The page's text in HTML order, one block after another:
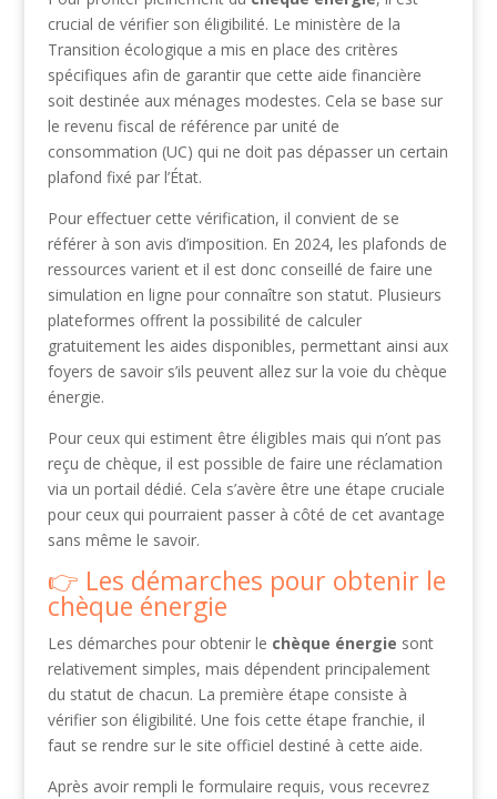
crucial de vérifier son éligibilité. Le ministère de la
Transition écologique a mis en place des critères
spécifiques afin de garantir que cette aide financière
soit destinée aux ménages modestes. Cela se base sur
le revenu fiscal de référence par unité de
consommation (UC) qui ne doit pas dépasser un certain
plafond fixé par l’État.
Pour effectuer cette vérification, il convient de se
référer à son avis d’imposition. En 2024, les plafonds de
ressources varient et il est donc conseillé de faire une
simulation en ligne pour connaître son statut. Plusieurs
plateformes offrent la possibilité de calculer
gratuitement les aides disponibles, permettant ainsi aux
foyers de savoir s’ils peuvent allez sur la voie du chèque
énergie.
Pour ceux qui estiment être éligibles mais qui n’ont pas
reçu de chèque, il est possible de faire une réclamation
via un portail dédié. Cela s’avère être une étape cruciale
pour ceux qui pourraient passer à côté de cet avantage
sans même le savoir.
Les démarches pour obtenir le
chèque énergie
Les démarches pour obtenir le chèque énergie sont
relativement simples, mais dépendent principalement
du statut de chacun. La première étape consiste à
vérifier son éligibilité. Une fois cette étape franchie, il
faut se rendre sur le site officiel destiné à cette aide.
Après avoir rempli le formulaire requis, vous recevrez